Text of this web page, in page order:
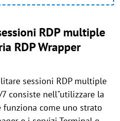
RDP multiple
RDP Wrapper
sessioni RDP multiple
consiste nell"utilizzare la
funziona come uno strato